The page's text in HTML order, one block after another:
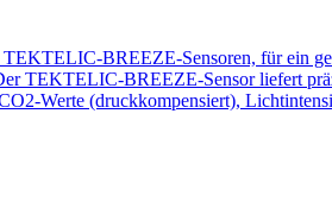
BREEZE-Sensoren, für ein
TEKTELIC-BREEZE-Sensor liefert
Werte (druckkompensiert),